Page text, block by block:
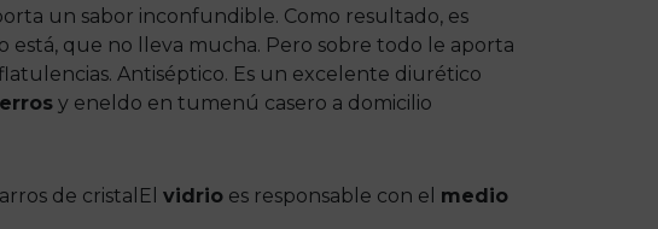
un sabor inconfundible. Como resultado, es
que no lleva mucha. Pero sobre todo le aporta
Antiséptico. Es un excelente diurético
y eneldo en tumenú casero a domicilio
de cristalEl vidrio es responsable con el medio